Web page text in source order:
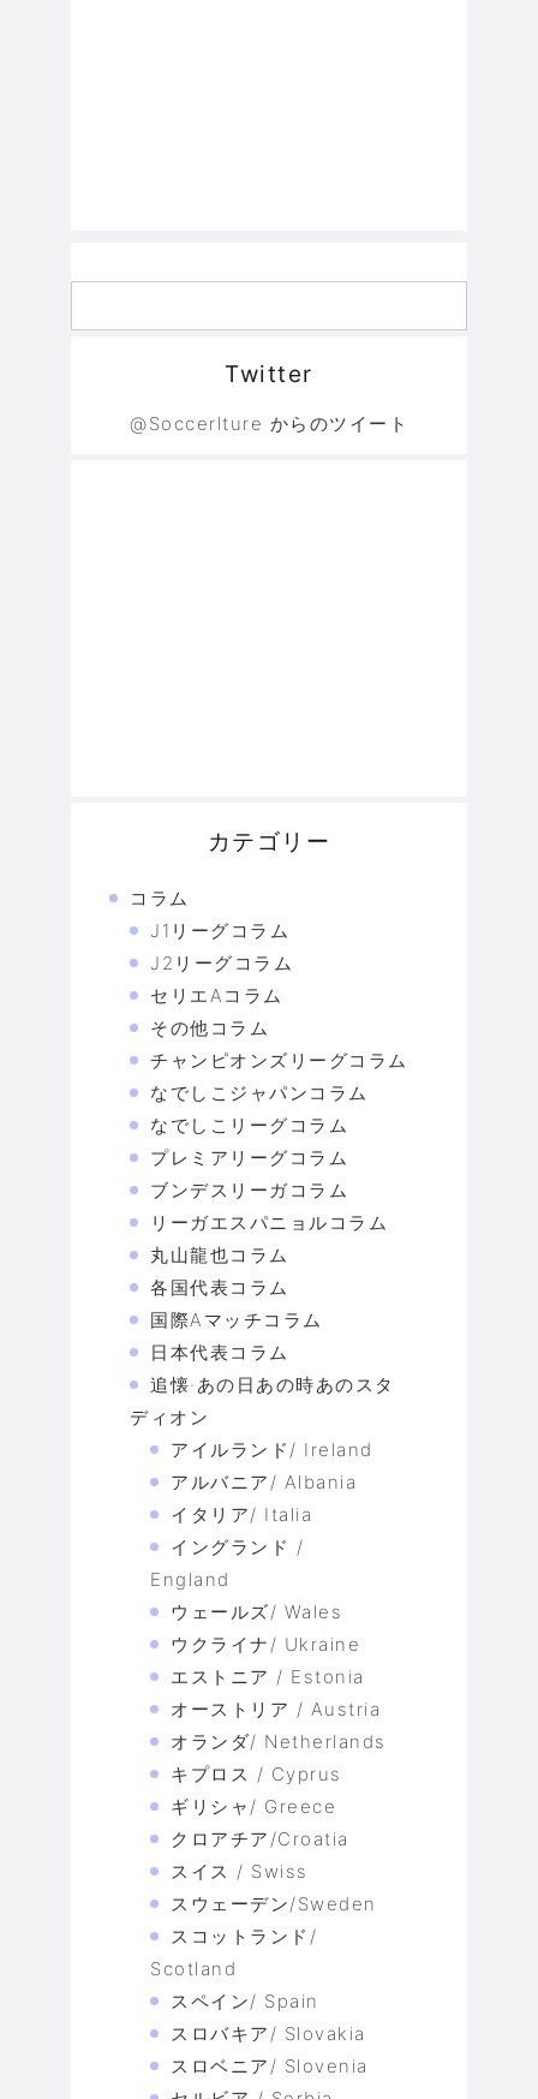
Twitter
@Soccerlture からのツイート
カテゴリー
コラム
J1リーグコラム
J2リーグコラム
セリエAコラム
その他コラム
チャンピオンズリーグコラム
なでしこジャパンコラム
なでしこリーグコラム
プレミアリーグコラム
ブンデスリーガコラム
リーガエスパニョルコラム
丸山龍也コラム
各国代表コラム
国際Aマッチコラム
日本代表コラム
追懐·あの日あの時あのスタ
ディオン
アイルランド/ Ireland
アルバニア/ Albania
イタリア/ Italia
イングランド /
England
ウェールズ/ Wales
ウクライナ/ Ukraine
エストニア / Estonia
オーストリア / Austria
オランダ/ Netherlands
キプロス / Cyprus
ギリシャ/ Greece
クロアチア/Croatia
スイス / Swiss
スウェーデン/Sweden
スコットランド/
Scotland
スペイン/ Spain
スロバキア/ Slovakia
スロベニア/ Slovenia